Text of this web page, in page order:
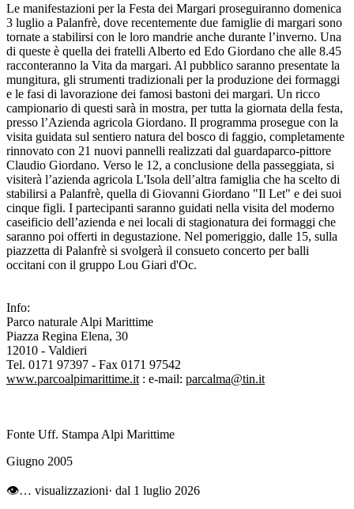
Le manifestazioni per la Festa dei Margari proseguiranno domenica
3 luglio a Palanfrè, dove recentemente due famiglie di margari sono
tornate a stabilirsi con le loro mandrie anche durante l’inverno. Una
di queste è quella dei fratelli Alberto ed Edo Giordano che alle 8.45
racconteranno la Vita da margari. Al pubblico saranno presentate la
mungitura, gli strumenti tradizionali per la produzione dei formaggi
e le fasi di lavorazione dei famosi bastoni dei margari. Un ricco
campionario di questi sarà in mostra, per tutta la giornata della festa,
presso l’Azienda agricola Giordano. Il programma prosegue con la
visita guidata sul sentiero natura del bosco di faggio, completamente
rinnovato con 21 nuovi pannelli realizzati dal guardaparco-pittore
Claudio Giordano. Verso le 12, a conclusione della passeggiata, si
visiterà l’azienda agricola L'Isola dell’altra famiglia che ha scelto di
stabilirsi a Palanfrè, quella di Giovanni Giordano "Il Let" e dei suoi
cinque figli. I partecipanti saranno guidati nella visita del moderno
caseificio dell’azienda e nei locali di stagionatura dei formaggi che
saranno poi offerti in degustazione. Nel pomeriggio, dalle 15, sulla
piazzetta di Palanfrè si svolgerà il consueto concerto per balli
occitani con il gruppo Lou Giari d'Oc.
Info:
Parco naturale Alpi Marittime
Piazza Regina Elena, 30
12010 - Valdieri
Tel. 0171 97397 - Fax 0171 97542
www.parcoalpimarittime.it : e-mail: parcalma@tin.it
Fonte Uff. Stampa Alpi Marittime
Giugno 2005
👁… visualizzazioni· dal 1 luglio 2026